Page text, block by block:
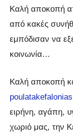
Καλή αποκοπή
από κακές
εμπόδισαν να
κοινωνία…
Καλή αποκοπή
ειρήνη, αγάπη,
χωριό μας, την